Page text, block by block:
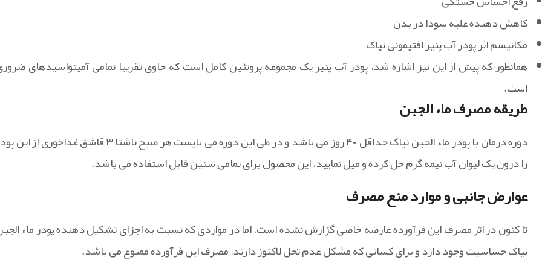
کاهش دهنده غلبه سودا در بدن
مکانیسم اثر پودر آب پنیر افتیمونی نیاک
همانطور که پیش از این نیز اشاره شد، پودر آب پنیر یک مجموعه پروتئین کامل است که حاوی تقریبا تمامی آمینواسیدهای
است.
طریقه مصرف ماء الجبن
دوره درمان با پودر ماء الجبن نیاک حداقل ۴۰ روز می باشد و در طی این دوره می بایست هر صبح ناشتا ۳ قاشق غذاخوری
را درون یک لیوان آب نیمه گرم حل کرده و میل نمایید. این محصول برای تمامی سنین قابل استفاده می باشد.
عوارض جانبی و موارد منع مصرف
تا کنون در اثر مصرف این فرآورده عارضه خاصی گزارش نشده است. اما در مواردی که نسبت به اجزای تشکیل دهنده پودر ماء
نیاک حساسیت وجود دارد و برای کسانی که مشکل عدم تحل لاکتوز دارند، مصرف این فرآورده ممنوع می باشد.